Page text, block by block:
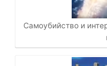
Самоубийство и